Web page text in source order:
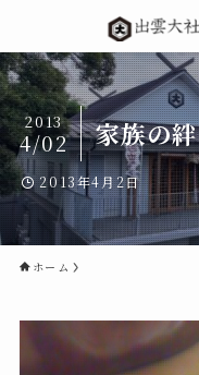
家族の絆
2013
4/02
2013年4月2日
ホーム